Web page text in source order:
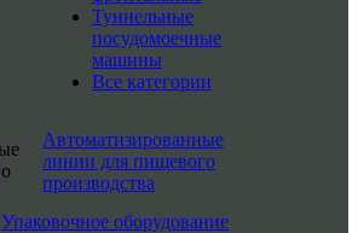
Туннельные
посудомоечные
машины
Все категории
Автоматизированные
линии для пищевого
производства
Упаковочное оборудование